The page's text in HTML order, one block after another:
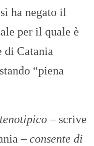
ha negato il
per il quale è
di Catania
“piena
– scrive
–consente di